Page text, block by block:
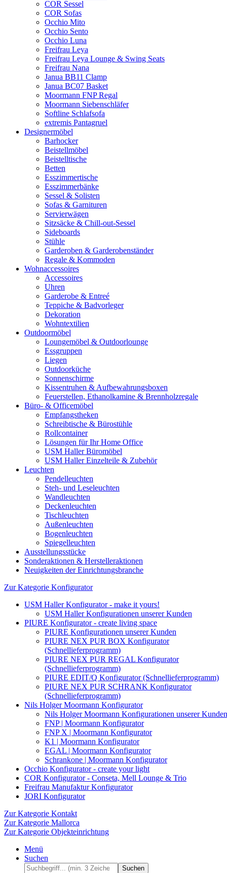
COR Sessel
COR Sofas
Occhio Mito
Occhio Sento
Occhio Luna
Freifrau Leya
Freifrau Leya Lounge & Swing Seats
Freifrau Nana
Janua BB11 Clamp
Janua BC07 Basket
Moormann FNP Regal
Moormann Siebenschläfer
Softline Schlafsofa
extremis Pantagruel
Designermöbel
Barhocker
Beistellmöbel
Beistelltische
Betten
Esszimmertische
Esszimmerbänke
Sessel & Solisten
Sofas & Garnituren
Servierwägen
Sitzsäcke & Chill-out-Sessel
Sideboards
Stühle
Garderoben & Garderobenständer
Regale & Kommoden
Wohnaccessoires
Accessoires
Uhren
Garderobe & Entreé
Teppiche & Badvorleger
Dekoration
Wohntextilien
Outdoormöbel
Loungemöbel & Outdoorlounge
Essgruppen
Liegen
Outdoorküche
Sonnenschirme
Kissentruhen & Aufbewahrungsboxen
Feuerstellen, Ethanolkamine & Brennholzregale
Büro- & Officemöbel
Empfangstheken
Schreibtische & Bürostühle
Rollcontainer
Lösungen für Ihr Home Office
USM Haller Büromöbel
USM Haller Einzelteile & Zubehör
Leuchten
Pendelleuchten
Steh- und Leseleuchten
Wandleuchten
Deckenleuchten
Tischleuchten
Außenleuchten
Bogenleuchten
Spiegelleuchten
Ausstellungsstücke
Sonderaktionen & Herstelleraktionen
Neuigkeiten der Einrichtungsbranche
Zur Kategorie Konfigurator
USM Haller Konfigurator - make it yours!
USM Haller Konfigurationen unserer Kunden
PIURE Konfigurator - create living space
PIURE Konfigurationen unserer Kunden
PIURE NEX PUR BOX Konfigurator
(Schnellieferprogramm)
PIURE NEX PUR REGAL Konfigurator
(Schnellieferprogramm)
PIURE EDIT/Q Konfigurator (Schnellieferprogramm)
PIURE NEX PUR SCHRANK Konfigurator
(Schnellieferprogramm)
Nils Holger Moormann Konfigurator
Nils Holger Moormann Konfigurationen unserer Kunden
FNP | Moormann Konfigurator
FNP X | Moormann Konfigurator
K1 | Moormann Konfigurator
EGAL | Moormann Konfigurator
Schrankone | Moormann Konfigurator
Occhio Konfigurator - create your light
COR Konfigurator - Conseta, Mell Lounge & Trio
Freifrau Manufaktur Konfigurator
JORI Konfigurator
Zur Kategorie Kontakt
Zur Kategorie Mallorca
Zur Kategorie Objekteinrichtung
Menü
Suchen
Suchen